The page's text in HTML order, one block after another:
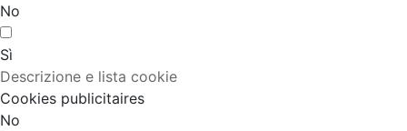
No
Sì
Descrizione e lista cookie
Cookies publicitaires
No